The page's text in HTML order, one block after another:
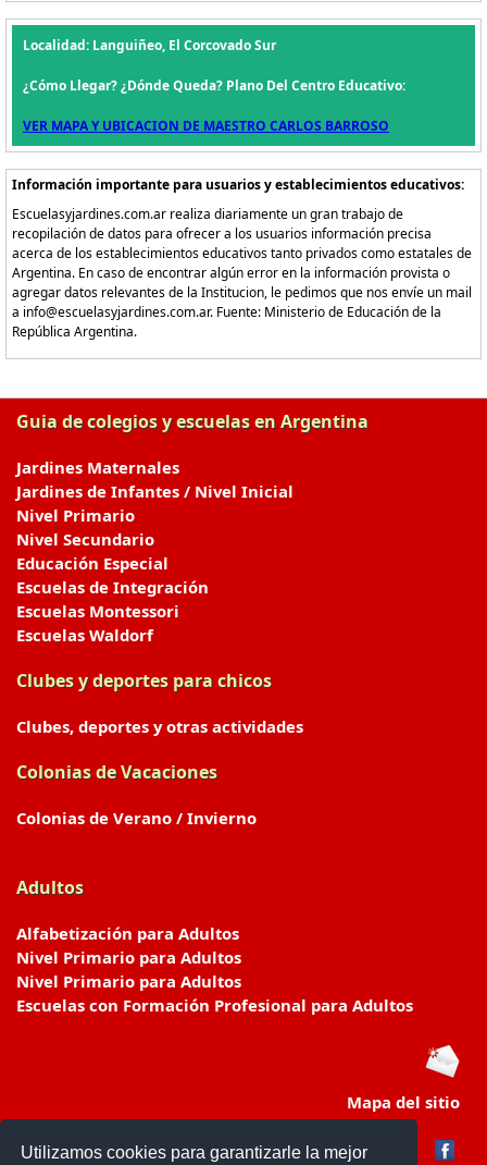
Utilizamos cookies para garantizarle la mejor
Localidad: Languiñeo, El Corcovado Sur
¿Cómo Llegar? ¿Dónde Queda? Plano Del Centro Educativo:
VER MAPA Y UBICACION DE MAESTRO CARLOS BARROSO
Información importante para usuarios y establecimientos educativos:
Escuelasyjardines.com.ar realiza diariamente un gran trabajo de
recopilación de datos para ofrecer a los usuarios información precisa
acerca de los establecimientos educativos tanto privados como estatales de
Argentina. En caso de encontrar algún error en la información provista o
agregar datos relevantes de la Institucion, le pedimos que nos envíe un mail
a info@escuelasyjardines.com.ar. Fuente: Ministerio de Educación de la
República Argentina.
Guia de colegios y escuelas en Argentina
Jardines Maternales
Jardines de Infantes / Nivel Inicial
Nivel Primario
Nivel Secundario
Educación Especial
Escuelas de Integración
Escuelas Montessori
Escuelas Waldorf
Clubes y deportes para chicos
Clubes, deportes y otras actividades
Colonias de Vacaciones
Colonias de Verano / Invierno
Adultos
Alfabetización para Adultos
Nivel Primario para Adultos
Nivel Primario para Adultos
Escuelas con Formación Profesional para Adultos
Mapa del sitio